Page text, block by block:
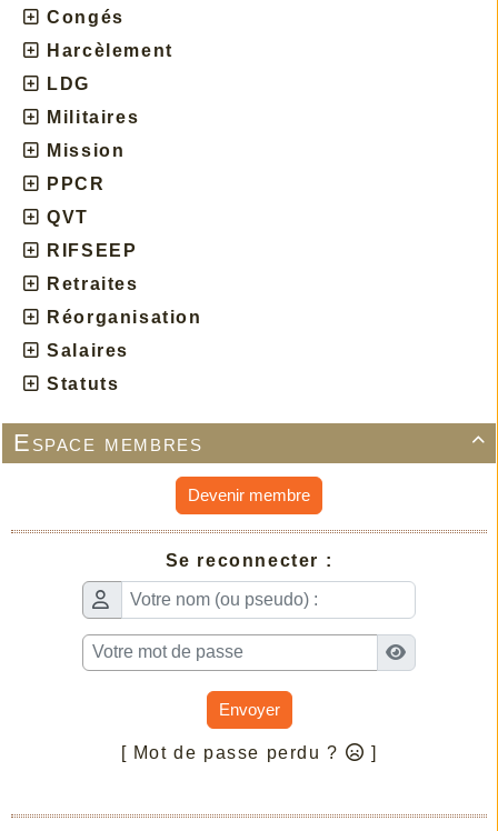
Congés
Harcèlement
LDG
Militaires
Mission
PPCR
QVT
RIFSEEP
Retraites
Réorganisation
Salaires
Statuts

Espace membres
Devenir membre
Se reconnecter :
Envoyer
[ Mot de passe perdu ? ]